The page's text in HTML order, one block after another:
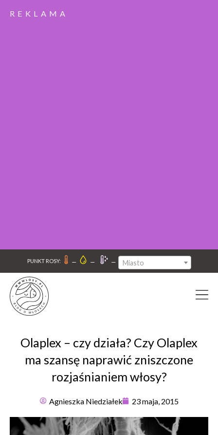
REKLAMA
PUNKT ROSY: – – – Miasto
Olaplex – czy działa? Czy Olaplex
ma szansę naprawić zniszczone
rozjaśnianiem włosy?
Agnieszka Niedziałek 23 maja, 2015